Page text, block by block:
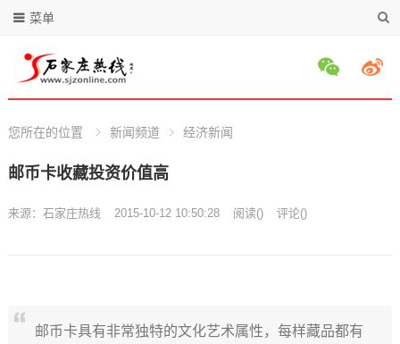
菜单
您所在的位置 新闻频道 经济新闻
邮币卡收藏投资价值高
来源： 石家庄热线 2015-10-12 10:50:28 阅读() 评论()
邮币卡具有非常独特的文化艺术属性，每样藏品都有